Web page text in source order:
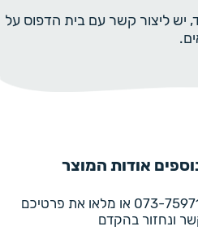
יש ליצור קשר עם בית הדפוס על
אודות המוצר
התקשרו אלינו למספר 073-7597187 או מלאו את פרטיכם
ונחזור בהקדם